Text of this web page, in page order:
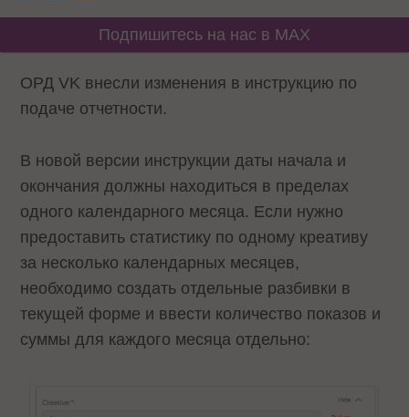
Подпишитесь на нас в MAX
ОРД VK внесли изменения в инструкцию по
подаче отчетности.
В новой версии инструкции даты начала и
окончания должны находиться в пределах
одного календарного месяца. Если нужно
предоставить статистику по одному креативу
за несколько календарных месяцев,
необходимо создать отдельные разбивки в
текущей форме и ввести количество показов и
суммы для каждого месяца отдельно: